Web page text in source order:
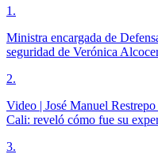
1 .
Ministra encargada de
seguridad de Verónica
2.
Video | José Manuel
Cali: reveló cómo fue su
3.